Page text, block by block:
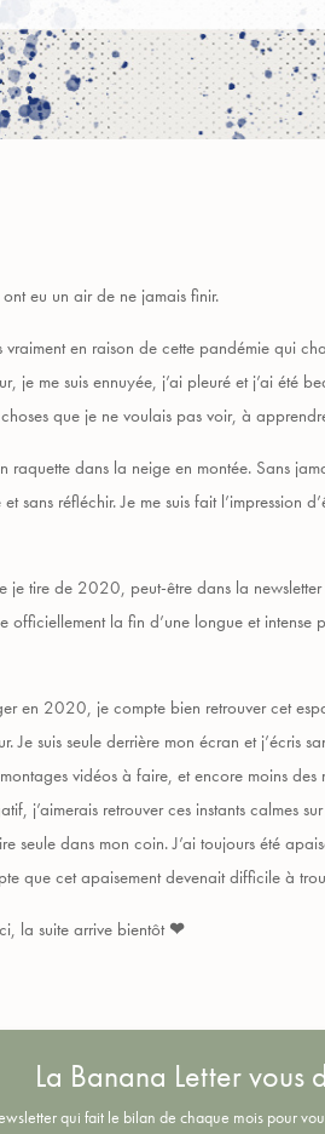
eu un air de ne jamais finir.
en raison de cette pandémie qui
je me suis ennuyée, j’ai pleuré et j’ai été
que je ne voulais pas voir, à
raquette dans la neige en montée. Sans
sans réfléchir. Je me suis fait l’impression
je tire de 2020, peut-être dans la
officiellement la fin d’une longue et
en 2020, je compte bien retrouver cet
Je suis seule derrière mon écran et j’écris
vidéos à faire, et encore moins
j’aimerais retrouver ces instants calmes
seule dans mon coin. J’ai toujours été
que cet apaisement devenait difficile à
la suite arrive bientôt ❤
La Banana Letter vous
qui fait le bilan de chaque mois pour